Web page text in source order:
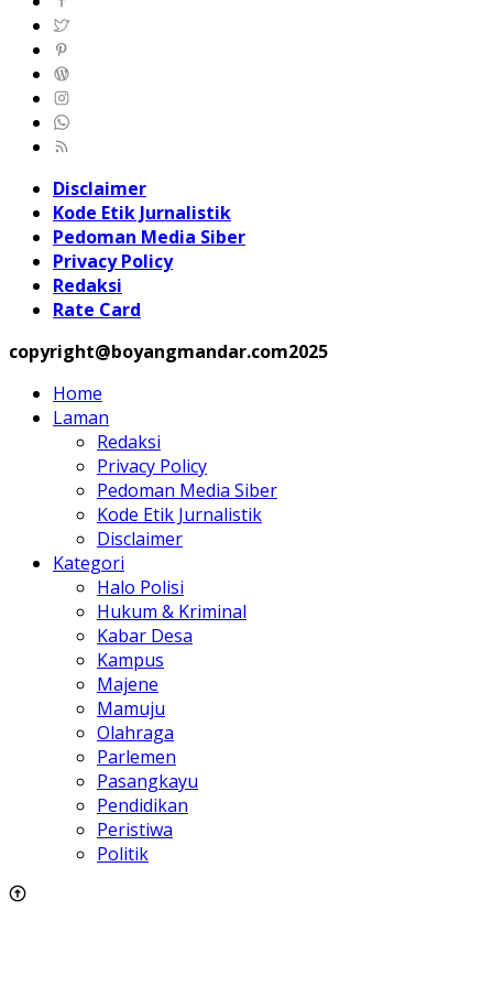
Disclaimer
Kode Etik Jurnalistik
Pedoman Media Siber
Privacy Policy
Redaksi
Rate Card
copyright@boyangmandar.com2025
Home
Laman
Redaksi
Privacy Policy
Pedoman Media Siber
Kode Etik Jurnalistik
Disclaimer
Kategori
Halo Polisi
Hukum & Kriminal
Kabar Desa
Kampus
Majene
Mamuju
Olahraga
Parlemen
Pasangkayu
Pendidikan
Peristiwa
Politik